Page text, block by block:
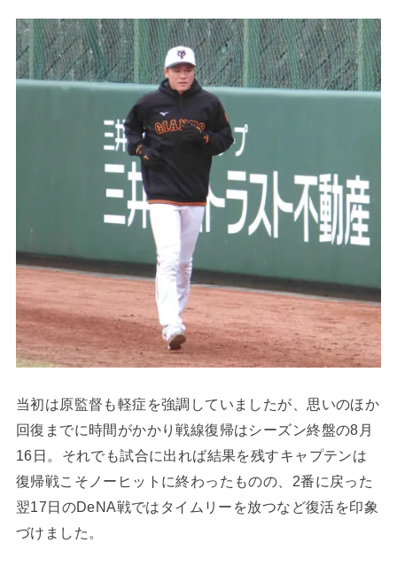
当初は原監督も軽症を強調していましたが、思いのほか
回復までに時間がかかり戦線復帰はシーズン終盤の8月
16日。それでも試合に出れば結果を残すキャプテンは
復帰戦こそノーヒットに終わったものの、2番に戻った
翌17日のDeNA戦ではタイムリーを放つなど復活を印象
づけました。